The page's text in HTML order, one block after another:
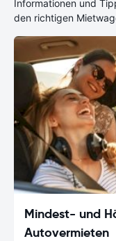
Informationen und
den richtigen
Mindest- und
Autovermieten